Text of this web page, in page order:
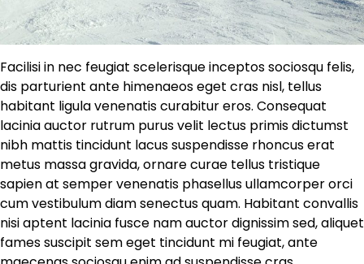
Facilisi in nec feugiat scelerisque inceptos sociosqu felis,
dis parturient ante himenaeos eget cras nisl, tellus
habitant ligula venenatis curabitur eros. Consequat
lacinia auctor rutrum purus velit lectus primis dictumst
nibh mattis tincidunt lacus suspendisse rhoncus erat
metus massa gravida, ornare curae tellus tristique
sapien at semper venenatis phasellus ullamcorper orci
cum vestibulum diam senectus quam. Habitant convallis
nisi aptent lacinia fusce nam auctor dignissim sed, aliquet
fames suscipit sem eget tincidunt mi feugiat, ante